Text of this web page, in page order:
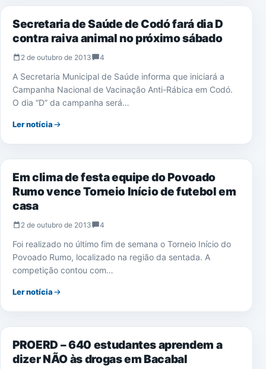
Secretaria de Saúde de Codó fará dia D
contra raiva animal no próximo sábado
2 de outubro de 2013 4
A Secretaria Municipal de Saúde informa que iniciará a
Campanha Nacional de Vacinação Anti-Rábica em Codó.
O dia “D” da campanha será…
Ler notícia
NOTÍCIAS
Em clima de festa equipe do Povoado
Rumo vence Torneio Início de futebol em
casa
2 de outubro de 2013 4
Foi realizado no último fim de semana o Torneio Início do
Povoado Rumo, localizado na região da sentada. A
competição contou com…
Ler notícia
NOTÍCIAS
PROERD – 640 estudantes aprendem a
dizer NÃO às drogas em Bacabal